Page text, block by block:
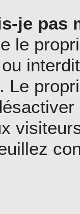
je pas
le
Le